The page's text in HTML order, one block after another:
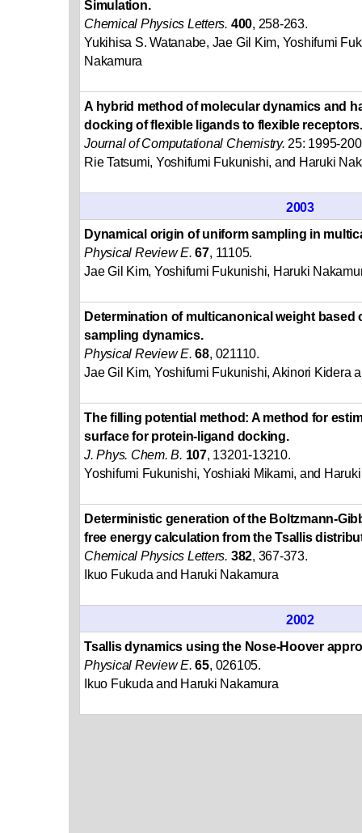
Simulation.
Chemical Physics Letters. 400, 258-263.
Yukihisa S. Watanabe, Jae Gil Kim, Yoshifumi
Nakamura
A hybrid method of molecular dynamics and
docking of flexible ligands to flexible
Journal of Computational Chemistry. 25: 1995-
Rie Tatsumi, Yoshifumi Fukunishi, and Haruki
2003
Dynamical origin of uniform sampling in
Physical Review E. 67, 11105.
Jae Gil Kim, Yoshifumi Fukunishi, Haruki
Determination of multicanonical weight based
sampling dynamics.
Physical Review E. 68, 021110.
Jae Gil Kim, Yoshifumi Fukunishi, Akinori Kidera
The filling potential method: A method for
surface for protein-ligand docking.
J. Phys. Chem. B. 107, 13201-13210.
Yoshifumi Fukunishi, Yoshiaki Mikami, and
Deterministic generation of the Boltzmann-
free energy calculation from the Tsallis
Chemical Physics Letters. 382, 367-373.
Ikuo Fukuda and Haruki Nakamura
2002
Tsallis dynamics using the Nose-Hoover
Physical Review E. 65, 026105.
Ikuo Fukuda and Haruki Nakamura